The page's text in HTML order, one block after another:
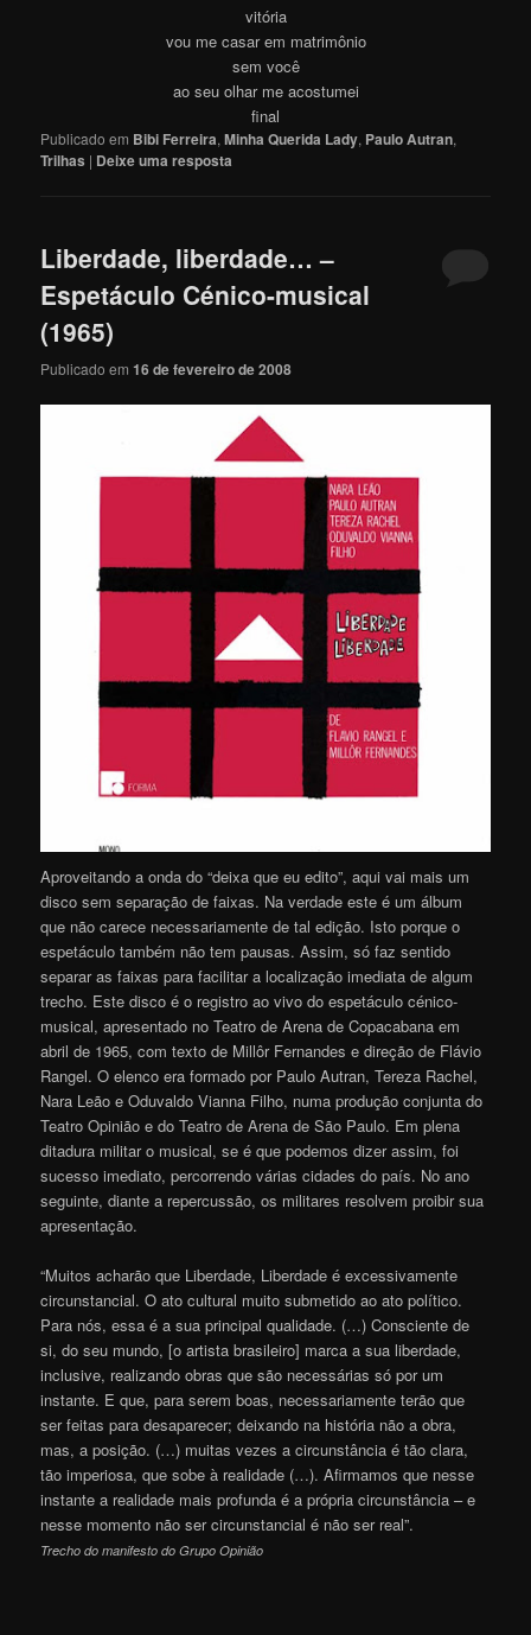
vitória
vou me casar em matrimônio
sem você
ao seu olhar me acostumei
final
Publicado em Bibi Ferreira,Minha Querida Lady, Paulo Autran,
Trilhas | Deixe uma resposta
Liberdade, liberdade… –
Espetáculo Cénico-musical
(1965)
Publicado em16 de fevereiro de 2008
Aproveitando a onda do “deixa que eu edito”, aqui vai mais um
disco sem separação de faixas. Na verdade este é um álbum
que não carece necessariamente de tal edição. Isto porque o
espetáculo também não tem pausas. Assim, só faz sentido
separar as faixas para facilitar a localização imediata de algum
trecho. Este disco é o registro ao vivo do espetáculo cénico-
musical, apresentado no Teatro de Arena de Copacabana em
abril de 1965, com texto de Millôr Fernandes e direção de Flávio
Rangel. O elenco era formado por Paulo Autran, Tereza Rachel,
Nara Leão e Oduvaldo Vianna Filho, numa produção conjunta do
Teatro Opinião e do Teatro de Arena de São Paulo. Em plena
ditadura militar o musical, se é que podemos dizer assim, foi
sucesso imediato, percorrendo várias cidades do país. No ano
seguinte, diante a repercussão, os militares resolvem proibir sua
apresentação.
“Muitos acharão que Liberdade, Liberdade é excessivamente
circunstancial. O ato cultural muito submetido ao ato político.
Para nós, essa é a sua principal qualidade. (…) Consciente de
si, do seu mundo, [o artista brasileiro] marca a sua liberdade,
inclusive, realizando obras que são necessárias só por um
instante. E que, para serem boas, necessariamente terão que
ser feitas para desaparecer; deixando na história não a obra,
mas, a posição. (…) muitas vezes a circunstância é tão clara,
tão imperiosa, que sobe à realidade (…). Afirmamos que nesse
instante a realidade mais profunda é a própria circunstância – e
nesse momento não ser circunstancial é não ser real”.
Trecho do manifesto do Grupo Opinião